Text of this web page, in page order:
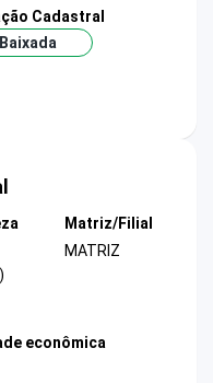
Cadastral
Baixada
Matriz/Filial
MATRIZ
econômica